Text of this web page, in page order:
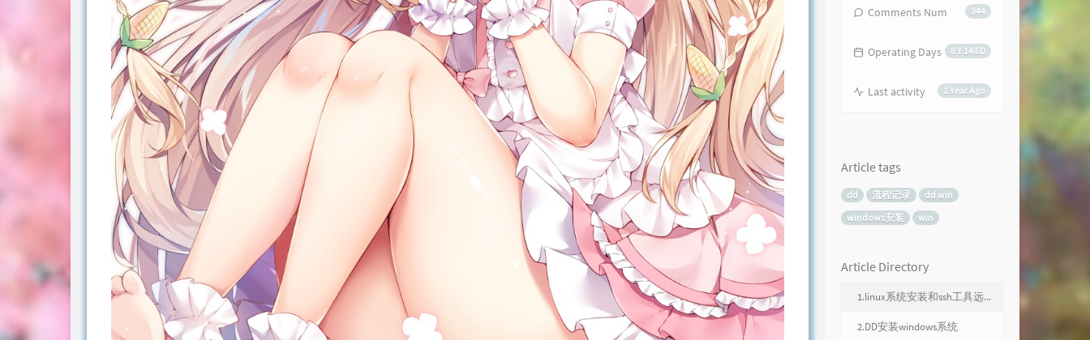
344
Comments Num
8 Y 148 D
Operating Days
1 Year Ago
Last activity
Article tags
dd 流程记录
dd win
windows安装
win
Article Directory
1.linux系统安装和ssh工具远程访问vps配置
2.DD安装windows系统